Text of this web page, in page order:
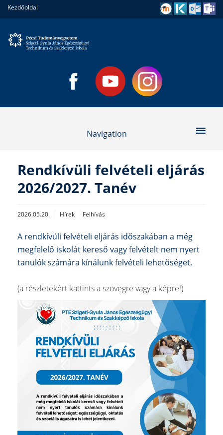
Kezdőoldal
Navigation
Rendkívüli felvételi eljárás
2026/2027. Tanév
2026.05.20. Hírek Felhívás
A rendkívüli felvételi eljárás időszakában a még
megfelelő iskolát kereső vagy felvételt nem nyert
tanulók számára kínálunk felvételi lehetőséget.
(a részletekért kattints a szövegre vagy a képre!)